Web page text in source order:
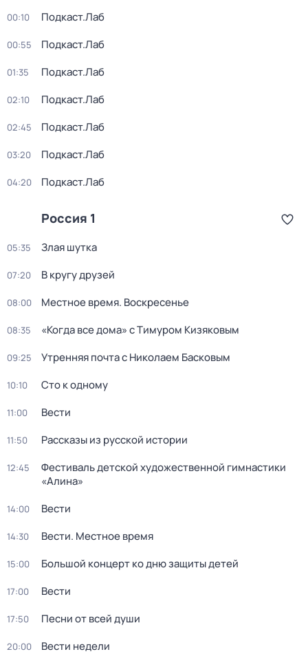
00:10 Подкаст.Лаб
00:55 Подкаст.Лаб
01:35 Подкаст.Лаб
02:10 Подкаст.Лаб
02:45 Подкаст.Лаб
03:20 Подкаст.Лаб
04:20 Подкаст.Лаб
Россия 1
05:35 Злая шутка
07:20 В кругу друзей
08:00 Местное время. Воскресенье
08:35 «Когда все дома» с Тимуром Кизяковым
09:25 Утренняя почта с Николаем Басковым
10:10 Сто к одному
11:00 Вести
11:50 Рассказы из русской истории
12:45
Фестиваль детской художественной гимнастики
«Алина»
14:00 Вести
14:30 Вести. Местное время
15:00 Большой концерт ко дню защиты детей
17:00 Вести
17:50 Песни от всей души
20:00 Вести недели